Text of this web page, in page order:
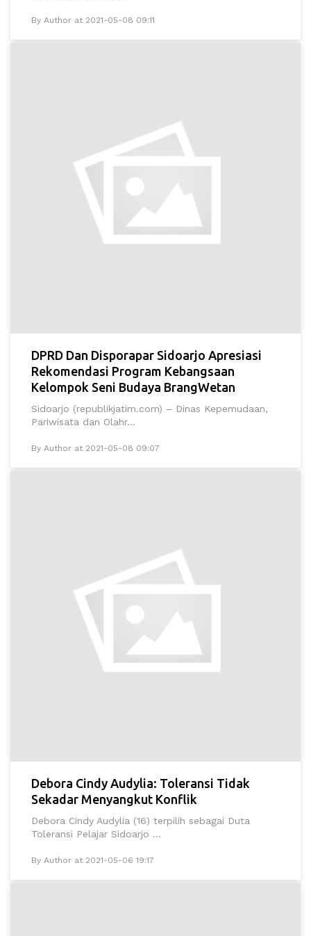
By Author at 2021-05-08 09:11
DPRD Dan Disporapar Sidoarjo Apresiasi
Rekomendasi Program Kebangsaan
Kelompok Seni Budaya BrangWetan
Sidoarjo (republikjatim.com) – Dinas Kepemudaan,
Pariwisata dan Olahr...
By Author at 2021-05-08 09:07
Debora Cindy Audylia: Toleransi Tidak
Sekadar Menyangkut Konflik
Debora Cindy Audylia (16) terpilih sebagai Duta
Toleransi Pelajar Sidoarjo ...
By Author at 2021-05-06 19:17